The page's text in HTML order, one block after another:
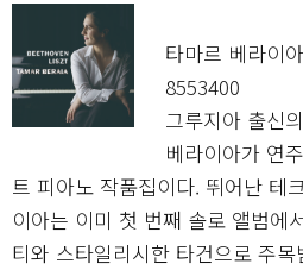
타마르 베라이
8553400
그루지아 출신
베라이아가 연
트 피아노 작품집이다. 뛰어난 테
이아는 이미 첫 번째 솔로 앨범에
티와 스타일리시한 타건으로 주